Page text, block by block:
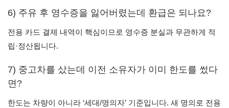
6) 주유 후 영수증을 잃어버렸는데 환급은 되나요?
전용 카드 결제 내역이 핵심이므로 영수증 분실과 무관하게 적
립·정산됩니다.
7) 중고차를 샀는데 이전 소유자가 이미 한도를 썼다
면?
한도는 차량이 아니라 ‘세대/명의자’ 기준입니다. 새 명의로 전용